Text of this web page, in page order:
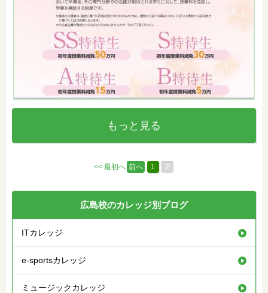
もっと見る
<< 最初へ 前へ 1 2
広島校のカレッジ別ブログ
ITカレッジ
e-sportsカレッジ
ミュージックカレッジ